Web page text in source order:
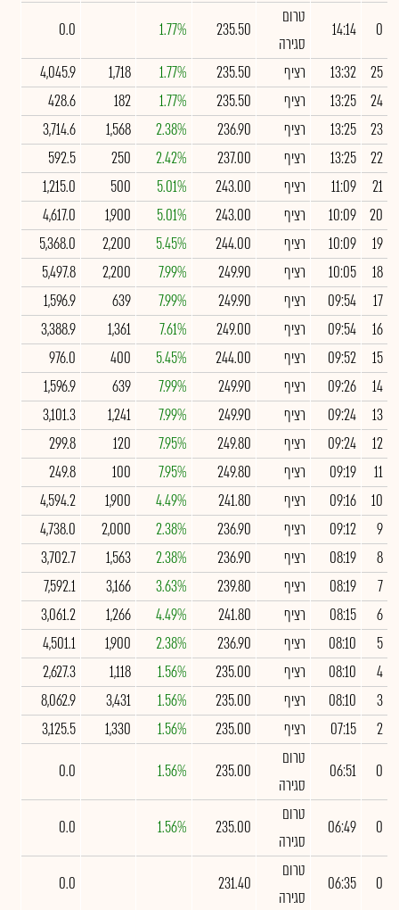
0
14:14
טרום
סגירה
235.50
1.77%
0.0
25
13:32 רציף 235.50
1.77%
1,718
4,045.9
24
13:25 רציף 235.50
1.77%
182
428.6
23
13:25 רציף 236.90
2.38%
1,568
3,714.6
22
13:25 רציף 237.00
2.42%
250
592.5
21
11:09 רציף 243.00
5.01%
500
1,215.0
20
10:09 רציף 243.00
5.01%
1,900
4,617.0
19
10:09 רציף 244.00
5.45%
2,200
5,368.0
18
10:05 רציף 249.90
7.99%
2,200
5,497.8
17
09:54 רציף 249.90
7.99%
639
1,596.9
16
09:54 רציף 249.00
7.61%
1,361
3,388.9
15
09:52 רציף 244.00
5.45%
400
976.0
14
09:26 רציף 249.90
7.99%
639
1,596.9
13
09:24 רציף 249.90
7.99%
1,241
3,101.3
12
09:24 רציף 249.80
7.95%
120
299.8
11
09:19 רציף 249.80
7.95%
100
249.8
10
09:16 רציף 241.80
4.49%
1,900
4,594.2
9
09:12 רציף 236.90
2.38%
2,000
4,738.0
8
08:19 רציף 236.90
2.38%
1,563
3,702.7
7
08:19 רציף 239.80
3.63%
3,166
7,592.1
6
08:15 רציף 241.80
4.49%
1,266
3,061.2
5
08:10 רציף 236.90
2.38%
1,900
4,501.1
4
08:10 רציף 235.00
1.56%
1,118
2,627.3
3
08:10 רציף 235.00
1.56%
3,431
8,062.9
2
07:15 רציף 235.00
1.56%
1,330
3,125.5
0
06:51
טרום
סגירה
235.00
1.56%
0.0
0
06:49
טרום
סגירה
235.00
1.56%
0.0
0
06:35
טרום
סגירה
231.40
0.0